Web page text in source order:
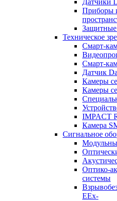
Датчики
Приборы
Защитные
Техническое
Смарт-
Смарт-
Датчик
Камеры
Камеры
IMPACT
Камера
Cигнальное
Оптико-
системы
EEx-